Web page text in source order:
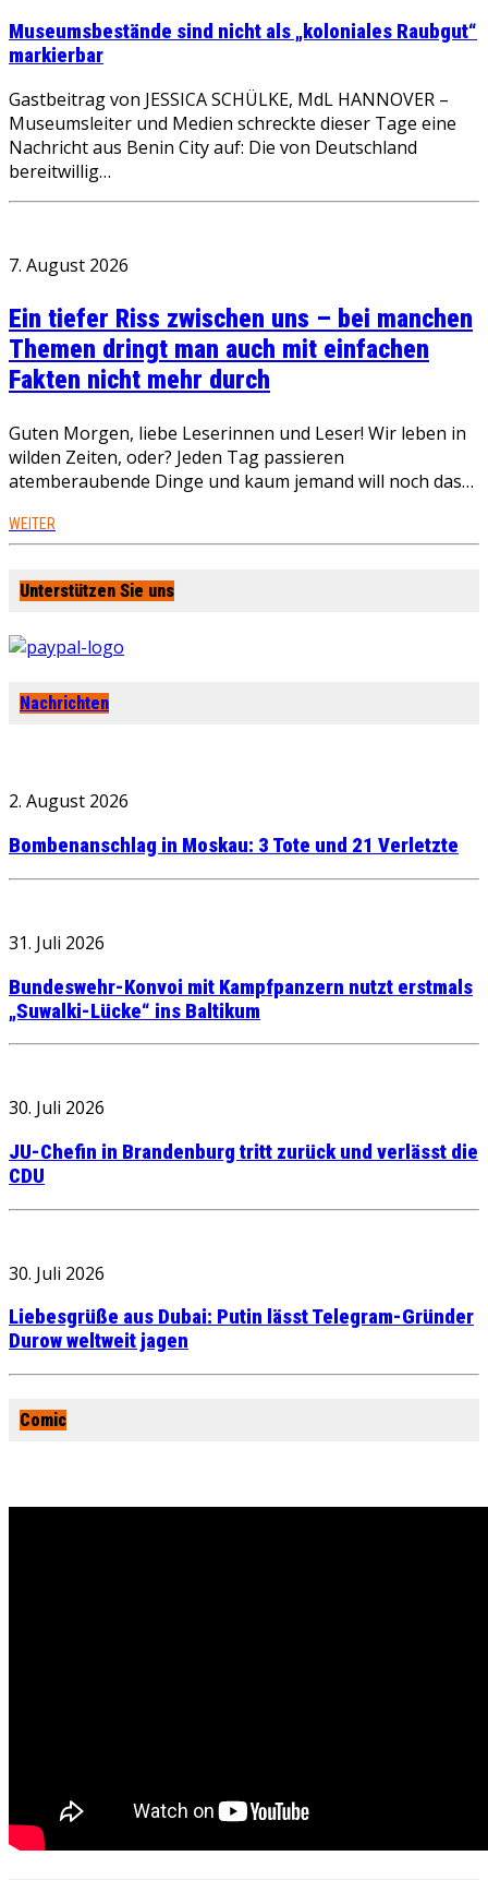
Museumsbestände sind nicht als „koloniales Raubgut“
markierbar
Gastbeitrag von JESSICA SCHÜLKE, MdL HANNOVER –
Museumsleiter und Medien schreckte dieser Tage eine
Nachricht aus Benin City auf: Die von Deutschland
bereitwillig…
7. August 2026
Ein tiefer Riss zwischen uns – bei manchen
Themen dringt man auch mit einfachen
Fakten nicht mehr durch
Guten Morgen, liebe Leserinnen und Leser! Wir leben in
wilden Zeiten, oder? Jeden Tag passieren
atemberaubende Dinge und kaum jemand will noch das…
WEITER
Unterstützen Sie uns
Nachrichten
2. August 2026
Bombenanschlag in Moskau: 3 Tote und 21 Verletzte
31. Juli 2026
Bundeswehr-Konvoi mit Kampfpanzern nutzt erstmals
„Suwalki-Lücke“ ins Baltikum
30. Juli 2026
JU-Chefin in Brandenburg tritt zurück und verlässt die
CDU
30. Juli 2026
Liebesgrüße aus Dubai: Putin lässt Telegram-Gründer
Durow weltweit jagen
Comic